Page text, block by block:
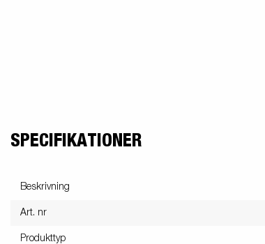
SPECIFIKATIONER
Beskrivning
Art. nr
Produkttyp